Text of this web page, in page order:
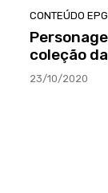
CONTEÚDO
coleção
23/10/2020